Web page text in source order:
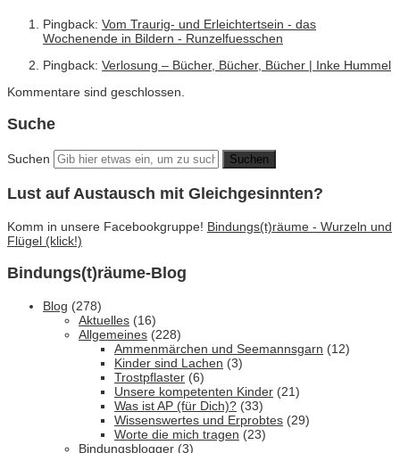
Pingback: Vom Traurig- und Erleichtertsein - das
Wochenende in Bildern - Runzelfuesschen
Pingback: Verlosung – Bücher, Bücher, Bücher | Inke Hummel
Kommentare sind geschlossen.
Suche
Suchen
Lust auf Austausch mit Gleichgesinnten?
Komm in unsere Facebookgruppe! Bindungs(t)räume - Wurzeln und
Flügel (klick!)
Bindungs(t)räume-Blog
Blog (278)
Aktuelles (16)
Allgemeines (228)
Ammenmärchen und Seemannsgarn (12)
Kinder sind Lachen (3)
Trostpflaster (6)
Unsere kompetenten Kinder (21)
Was ist AP (für Dich)? (33)
Wissenswertes und Erprobtes (29)
Worte die mich tragen (23)
Bindungsblogger (3)